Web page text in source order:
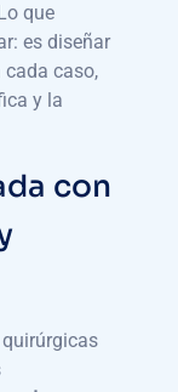
que
es diseñar
caso,
y la
con